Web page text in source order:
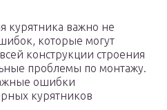
курятника важно не
которые могут
конструкции строения
проблемы по монтажу.
ошибки
курятников